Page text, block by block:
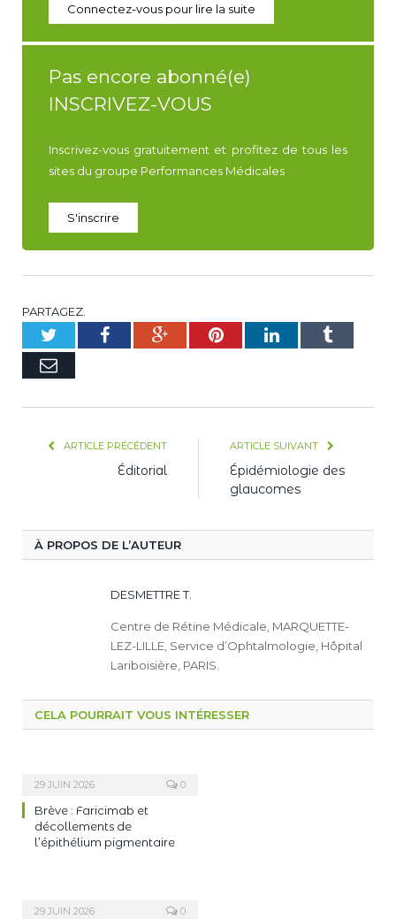
Connectez-vous pour lire la suite
Pas encore abonné(e)
INSCRIVEZ-VOUS
Inscrivez-vous gratuitement et profitez de tous les
sites du groupe Performances Médicales
S'inscrire
PARTAGEZ.
TwitterFacebookGoogle+PinterestLinkedInTumblr
E-
ARTICLE PRÉCÉDENT
Éditorial
ARTICLE SUIVANT
Épidémiologie des
glaucomes
À PROPOS DE L’AUTEUR
DESMETTRE T.
Centre de Rétine Médicale, MARQUETTE-
LEZ-LILLE, Service d’Ophtalmologie, Hôpital
Lariboisière, PARIS.
CELA POURRAIT VOUS INTÉRESSER
29 JUIN 2026 0
Brève : Faricimab et
décollements de
l’épithélium pigmentaire
29 JUIN 2026 0